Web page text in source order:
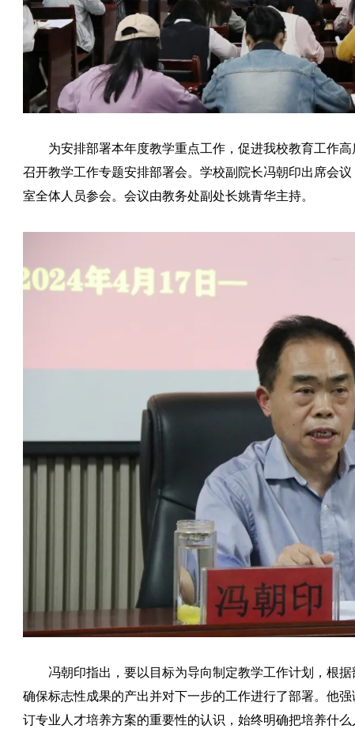
为安排部署本年度教学重点工作，促进我校教育工作
召开教学工作专题安排部署会。学校副院长冯朝印出席会
室全体人员参会。会议由教务处副处长姚青华主持。
冯朝印指出，要以目标为导向制定教学工作计划，根
确保标志性成果的产出并对下一步的工作进行了部署。他
订专业人才培养方案的重要性的认识，始终明确把培养什